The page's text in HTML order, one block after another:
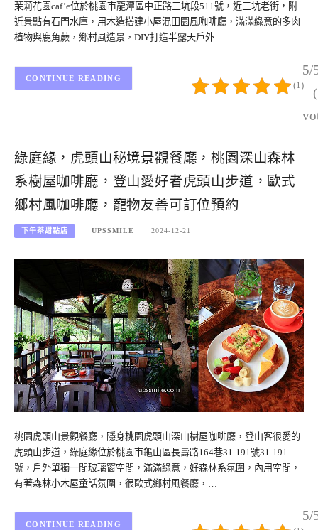
茉莉花園caf’e位於桃園市龍潭區中正路三坑段511號，近三坑老街，附
近景點有石門水庫，用木造搭建小屋混田園風咖啡廳，滿滿綠意的多肉
植物與鹿角蕨，鄉村風造景，DIY打造半露天戶外…
5/
–
(1)
CONTINUE READING
綠庭緣，虎頭山秘境景觀餐廳，桃園深山森林
系樹屋咖啡廳，登山愛好者虎頭山步道，歐式
鄉村風咖啡廳，寵物友善可訂位預約
下午茶甜點店 UPSSMILE 2024-12-21
桃園虎頭山景觀餐廳，隱身桃園虎頭山深山樹屋咖啡廳，登山客很愛的
虎頭山步道，綠庭緣位於桃園市龜山區長壽路164巷31-191號31-191
號，戶外單獨一間玻璃窗空間，滿滿綠意，好森林系氛圍，內用空間，
有著森林小木屋童話氛圍，很歐式鄉村風餐廳，…
5/
CONTINUE READING